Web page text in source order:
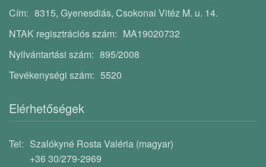
Cím: 8315, Gyenesdiás, Csokonai Vitéz M. u. 14.
NTAK regisztrációs szám: MA19020732
Nyilvántartási szám: 895/2008
Tevékenységi szám: 5520
Elérhetőségek
Tel: Szalókyné Rosta Valéria (magyar)
+36 30/279-2969